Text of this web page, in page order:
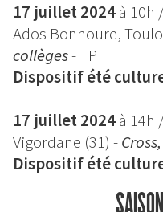
17 juillet 2024à 10h
Ados Bonhoure,
collèges- TP
Dispositif été
17 juillet 2024à 14h
Vigordane (31) -
Dispositif été